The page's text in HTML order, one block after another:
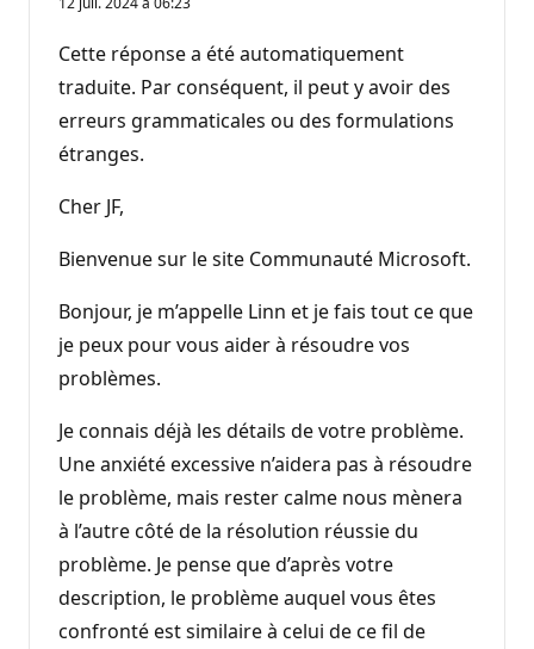
Cette réponse a été automatiquement
traduite. Par conséquent, il peut y avoir des
erreurs grammaticales ou des formulations
étranges.
Cher JF,
Bienvenue sur le site Communauté Microsoft.
Bonjour, je m’appelle Linn et je fais tout ce que
je peux pour vous aider à résoudre vos
problèmes.
Je connais déjà les détails de votre problème.
Une anxiété excessive n’aidera pas à résoudre
le problème, mais rester calme nous mènera
à l’autre côté de la résolution réussie du
problème. Je pense que d’après votre
description, le problème auquel vous êtes
confronté est similaire à celui de ce fil de